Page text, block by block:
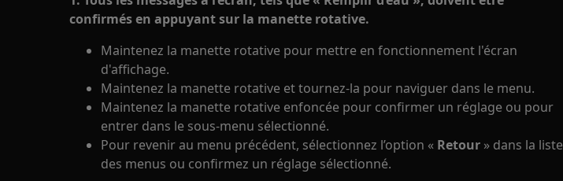
confirmés en appuyant sur la manette rotative.
Maintenez la manette rotative pour mettre en fonctionnement l'écran
d'affichage.
Maintenez la manette rotative et tournez-la pour naviguer dans le menu.
Maintenez la manette rotative enfoncée pour confirmer un réglage ou pour
entrer dans le sous-menu sélectionné.
Pour revenir au menu précédent, sélectionnez l’option « Retour » dans la liste
des menus ou confirmez un réglage sélectionné.